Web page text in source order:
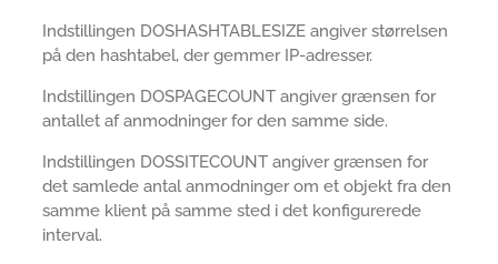
Indstillingen DOSHASHTABLESIZE angiver størrelsen
på den hashtabel, der gemmer IP-adresser.
Indstillingen DOSPAGECOUNT angiver grænsen for
antallet af anmodninger for den samme side.
Indstillingen DOSSITECOUNT angiver grænsen for
det samlede antal anmodninger om et objekt fra den
samme klient på samme sted i det konfigurerede
interval.